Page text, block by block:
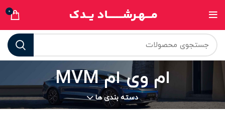
0
ام وی ام MVM
دسته بندی ها